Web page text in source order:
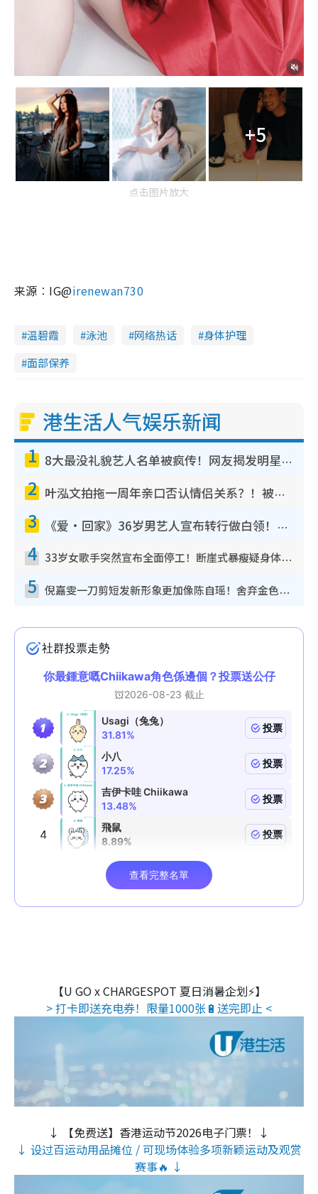
+5
点击图片放大
来源︰IG@irenewan730
温碧霞 泳池 网络热话
身体护理
面部保养
港生活人气娱乐新闻
1 8大最没礼貌艺人名单被疯传！网友揭发明星真面目，一致数落这一位是无品天花板？
2 叶泓文拍拖一周年亲口否认情侣关系？！被质疑感情造假竟称GM“普通同事”
3 《爱·回家》36岁男艺人宣布转行做白领！卸下艺人身份回归素人平淡生活
4 33岁女歌手突然宣布全面停工！断崖式暴瘦疑身体亮红灯！声明曝：将暂时淡出
5 倪嘉雯一刀剪短发新形象更加像陈自瑶！舍弃金色长发造型气质大变超惊喜
【U GO x CHARGESPOT 夏日消暑企划⚡】
> 打卡即送充电券！限量1000张🔋送完即止 <
↓ 【免费送】香港运动节2026电子门票！↓
↓ 设过百运动用品摊位 / 可现场体验多项新颖运动及观赏
赛事🔥 ↓